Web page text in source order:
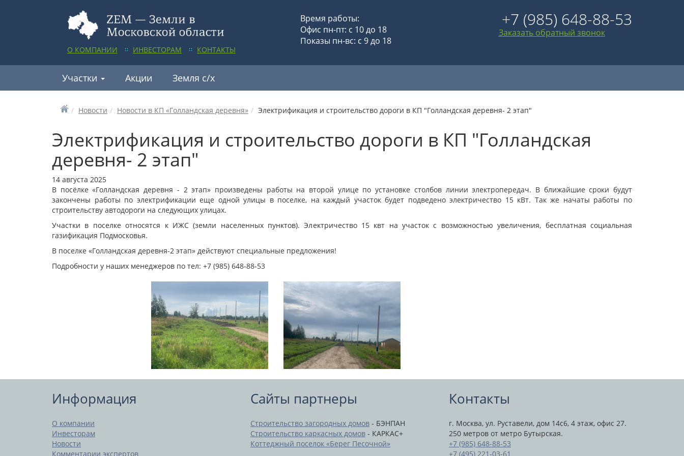
О КОМПАНИИ ИНВЕСТОРАМ КОНТАКТЫ
Время работы:
Офис пн-пт: с 10 до 18
Показы пн-вс: с 9 до 18
+7 (985) 648-88-53
Заказать обратный звонок
Участки Акции Земля с/х
Новости Новости в КП «Голландская деревня» Электрификация и строительство дороги в КП "Голландская деревня- 2 этап"
Электрификация и строительство дороги в КП "Голландская
деревня- 2 этап"
14 августа 2025
В посёлке «Голландская деревня - 2 этап» произведены работы на второй улице по установке столбов линии электропередач. В ближайшие сроки будут
закончены работы по электрификации еще одной улицы в поселке, на каждый участок будет подведено электричество 15 кВт. Так же начаты работы по
строительству автодороги на следующих улицах.
Участки в поселке относятся к ИЖС (земли населенных пунктов). Электричество 15 квт на участок с возможностью увеличения, бесплатная социальная
газификация Подмосковья.
В поселке «Голландская деревня-2 этап» действуют специальные предложения!
Подробности у наших менеджеров по тел: +7 (985) 648-88-53
Информация
О компании
Инвесторам
Новости
Комментарии экспертов
Сайты партнеры
Строительство загородных домов - БЭНПАН
Строительство каркасных домов - КАРКАС+
Коттеджный поселок «Берег Песочной»
Контакты
г. Москва, ул. Руставели, дом 14с6, 4 этаж, офис 27.
250 метров от метро Бутырская.
+7 (985) 648-88-53
+7 (495) 221-03-61